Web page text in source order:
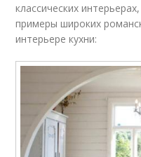
классических
примеры широких
интерьере кухни: